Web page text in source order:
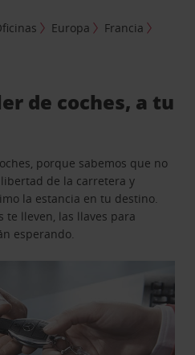
Europa
Francia
de coches, a tu
porque sabemos que no
de la carretera y
la estancia en tu destino.
te lleven, las llaves para
esperando.